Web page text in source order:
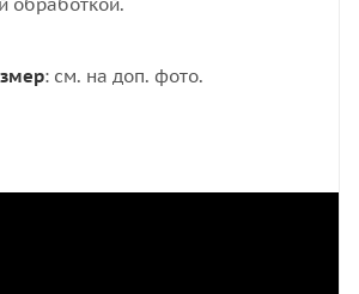
: см. на доп. фото.